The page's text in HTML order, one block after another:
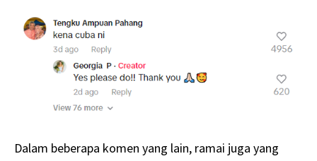
Dalam beberapa komen yang lain, ramai juga yang